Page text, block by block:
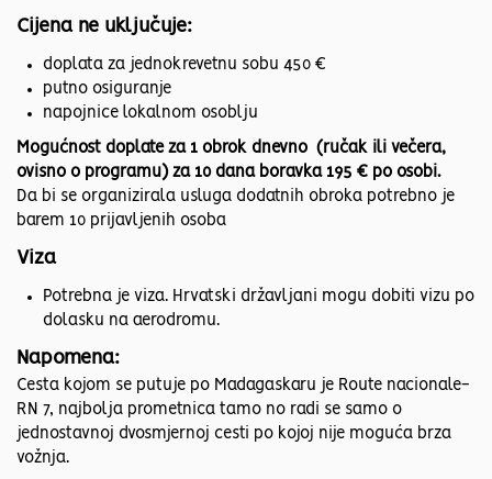
Cijena ne uključuje:
doplata za jednokrevetnu sobu 450 €
putno osiguranje
napojnice lokalnom osoblju
Mogućnost doplate za 1 obrok dnevno (ručak ili večera,
ovisno o programu) za 10 dana boravka 195 € po osobi.
Da bi se organizirala usluga dodatnih obroka potrebno je
barem 10 prijavljenih osoba
Viza
Potrebna je viza. Hrvatski državljani mogu dobiti vizu po
dolasku na aerodromu.
Napomena:
Cesta kojom se putuje po Madagaskaru je Route nacionale-
RN 7, najbolja prometnica tamo no radi se samo o
jednostavnoj dvosmjernoj cesti po kojoj nije moguća brza
vožnja.